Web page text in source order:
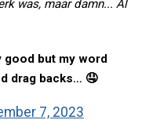
was, maar damn... Al
good but my word
drag backs… 🤤
7, 2023